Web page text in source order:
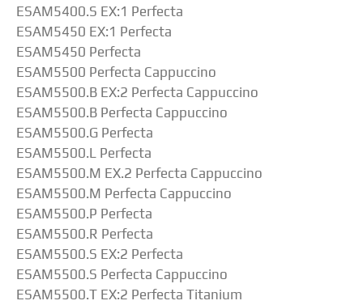
ESAM5400.S EX:1 Perfecta
ESAM5450 EX:1 Perfecta
ESAM5450 Perfecta
ESAM5500 Perfecta Cappuccino
ESAM5500.B EX:2 Perfecta Cappuccino
ESAM5500.B Perfecta Cappuccino
ESAM5500.G Perfecta
ESAM5500.L Perfecta
ESAM5500.M EX.2 Perfecta Cappuccino
ESAM5500.M Perfecta Cappuccino
ESAM5500.P Perfecta
ESAM5500.R Perfecta
ESAM5500.S EX:2 Perfecta
ESAM5500.S Perfecta Cappuccino
ESAM5500.T EX:2 Perfecta Titanium